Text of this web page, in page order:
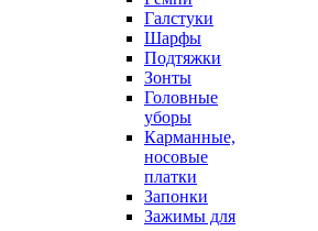
Галстуки
Шарфы
Подтяжки
Зонты
Головные
уборы
Карманные,
носовые
платки
Запонки
Зажимы для